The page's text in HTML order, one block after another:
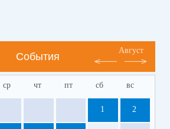
События
Август
ср чт пт сб вс
1 2